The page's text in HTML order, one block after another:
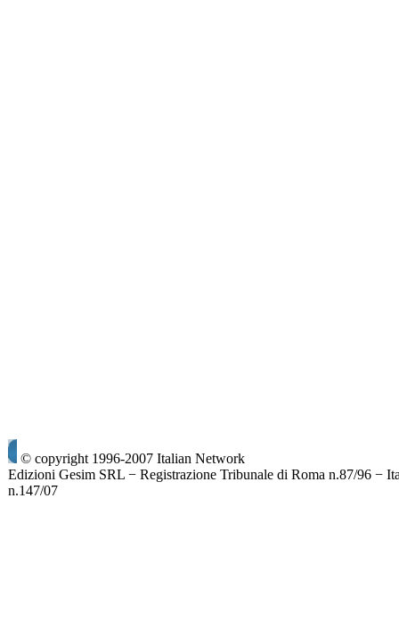
© copyright 1996-2007 Italian Network
Edizioni Gesim SRL − Registrazione Tribunale di Roma n.87/96 −
n.147/07